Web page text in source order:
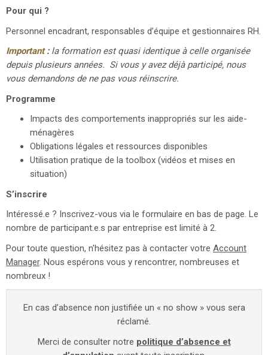
Pour qui ?
Personnel encadrant, responsables d’équipe et gestionnaires RH.
Important: la formation est quasi identique à celle organisée
depuis plusieurs années. Si vous y avez déjà participé, nous
vous demandons de ne pas vous réinscrire.
Programme
Impacts des comportements inappropriés sur les aide-
ménagères
Obligations légales et ressources disponibles
Utilisation pratique de la toolbox (vidéos et mises en
situation)
S’inscrire
Intéressé.e ? Inscrivez-vous via le formulaire en bas de page. Le
nombre de participant.e.s par entreprise est limité à 2.
Pour toute question, n'hésitez pas à contacter votre Account
Manager. Nous espérons vous y rencontrer, nombreuses et
nombreux !
En cas d’absence non justifiée un « no show » vous sera
réclamé.
Merci de consulter notre politique d’absence et